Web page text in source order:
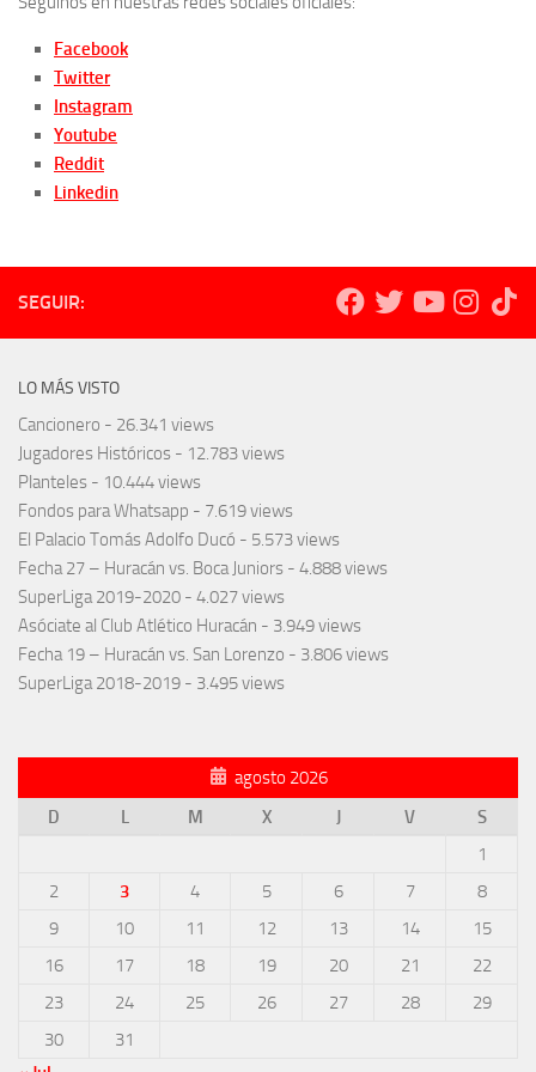
Facebook
Twitter
Instagram
Youtube
Reddit
Linkedin
SEGUIR:
LO MÁS VISTO
Cancionero - 26.341 views
Jugadores Históricos - 12.783 views
Planteles - 10.444 views
Fondos para Whatsapp - 7.619 views
El Palacio Tomás Adolfo Ducó - 5.573 views
Fecha 27 – Huracán vs. Boca Juniors - 4.888 views
SuperLiga 2019-2020 - 4.027 views
Asóciate al Club Atlético Huracán - 3.949 views
Fecha 19 – Huracán vs. San Lorenzo - 3.806 views
SuperLiga 2018-2019 - 3.495 views
agosto 2026
D
L M X J V
S
1
2
3 4 5 6 7
8
9
10 11 12 13 14
15
16
17 18 19 20 21
22
23
24 25 26 27 28
29
30
31